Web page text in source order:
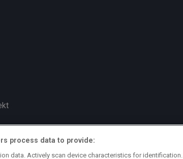
process data to provide:
data. Actively scan device characteristics for identification.